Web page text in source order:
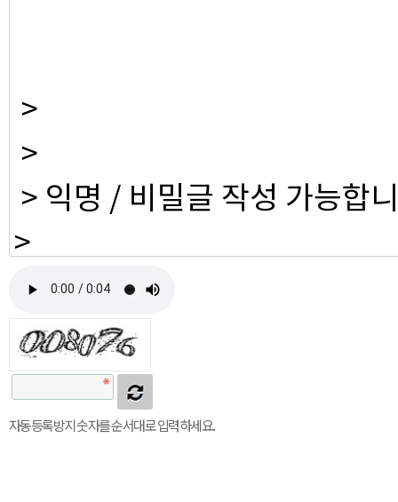
자동등록방지 숫자를 순서대로 입력하세요.